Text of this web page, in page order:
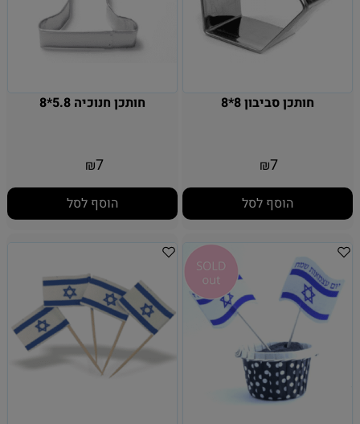
חותכן סביבון 8*8
₪7
הוסף לסל
חותכן חנוכיה 5.8*8
₪7
הוסף לסל